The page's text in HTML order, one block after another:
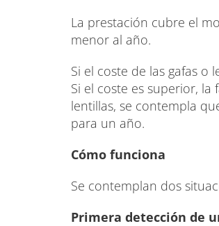
La prestación cubre el
menor al año.
Si el coste de las gafas o
Si el coste es superior,
lentillas, se contempla
para un año.
Cómo funciona
Se contemplan dos
Primera detección de